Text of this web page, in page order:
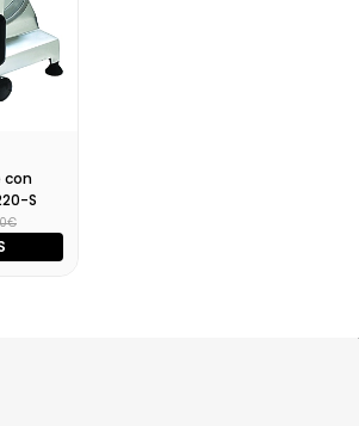
con
S